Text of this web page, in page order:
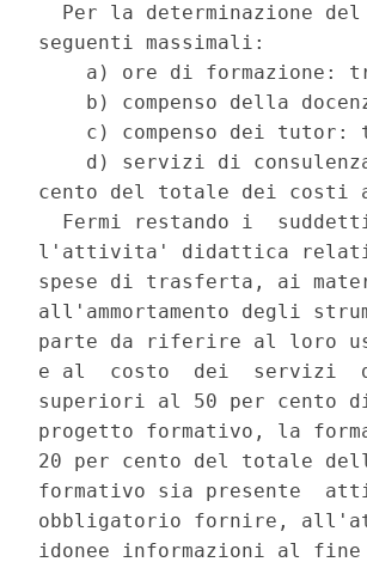
Per la determinazione
seguenti massimali:
a) ore di formazione:
b) compenso della
c) compenso dei tutor:
d) servizi di
cento del totale dei costi
Fermi restando i
l'attivita' didattica
spese di trasferta, ai
all'ammortamento degli
parte da riferire al loro
e al  costo  dei  servizi
superiori al 50 per
progetto formativo, la
20 per cento del totale
formativo sia presente
obbligatorio fornire,
idonee informazioni al